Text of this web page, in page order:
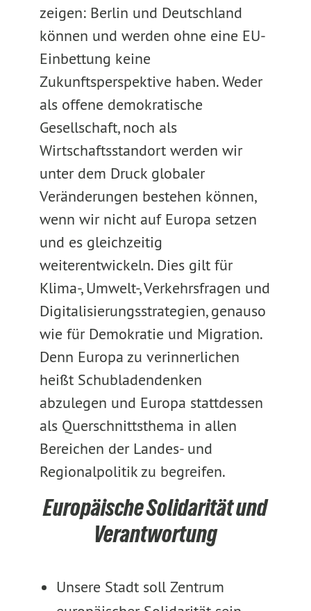
zeigen: Berlin und Deutschland
können und werden ohne eine EU-
Einbettung keine
Zukunftsperspektive haben. Weder
als offene demokratische
Gesellschaft, noch als
Wirtschaftsstandort werden wir
unter dem Druck globaler
Veränderungen bestehen können,
wenn wir nicht auf Europa setzen
und es gleichzeitig
weiterentwickeln. Dies gilt für
Klima-, Umwelt-, Verkehrsfragen und
Digitalisierungsstrategien, genauso
wie für Demokratie und Migration.
Denn Europa zu verinnerlichen
heißt Schubladendenken
abzulegen und Europa stattdessen
als Querschnittsthema in allen
Bereichen der Landes- und
Regionalpolitik zu begreifen.
Europäische Solidarität und
Verantwortung
Unsere Stadt soll Zentrum